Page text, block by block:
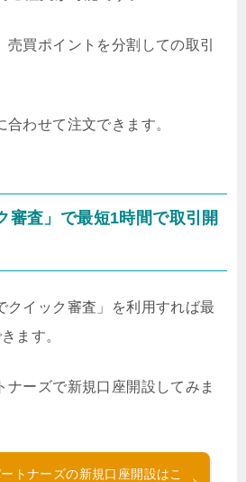
買ポイントを分割しての取引
わせて注文できます。
審査」で最短1時間で取引開
クイック審査」を利用すれば最
ます。
ナーズで新規口座開設してみま
ートナーズの新規口座開設はこ